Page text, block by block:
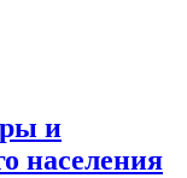
и
населения